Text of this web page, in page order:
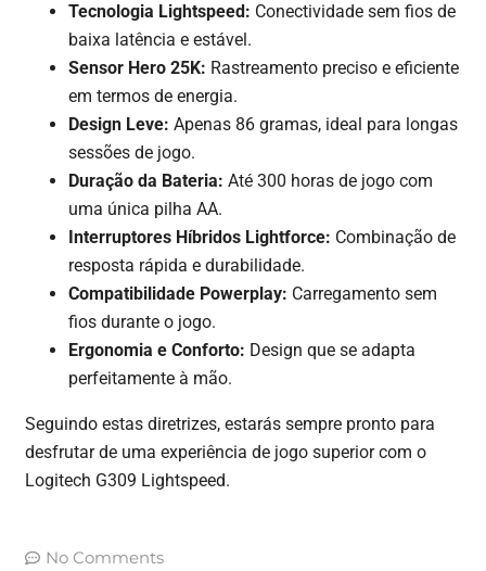
Tecnologia Lightspeed: Conectividade sem fios de
baixa latência e estável.
Sensor Hero 25K: Rastreamento preciso e eficiente
em termos de energia.
Design Leve: Apenas 86 gramas, ideal para longas
sessões de jogo.
Duração da Bateria: Até 300 horas de jogo com
uma única pilha AA.
Interruptores Híbridos Lightforce: Combinação de
resposta rápida e durabilidade.
Compatibilidade Powerplay: Carregamento sem
fios durante o jogo.
Ergonomia e Conforto: Design que se adapta
perfeitamente à mão.
Seguindo estas diretrizes, estarás sempre pronto para
desfrutar de uma experiência de jogo superior com o
Logitech G309 Lightspeed.
No Comments